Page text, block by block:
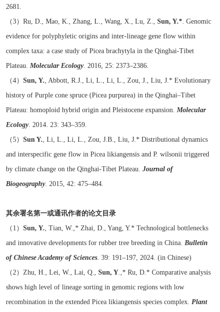
2681.
（3） Ru, D., Mao, K., Zhang, L., Wang, X., Lu, Z., Sun, Y.*. Genomic
evidence for polyphyletic origins and inter-lineage gene flow within
complex taxa: a case study of Picea brachytyla in the Qinghai-Tibet
Plateau. Molecular Ecology. 2016, 25: 2373–2386.
（4） Sun, Y., Abbott, R.J., Li, L., Li, L., Zou, J., Liu, J.* Evolutionary
history of Purple cone spruce (Picea purpurea) in the Qinghai–Tibet
Plateau: homoploid hybrid origin and Pleistocene expansion. Molecular
Ecology. 2014. 23: 343–359.
（5） Sun Y., Li, L., Li, L., Zou, J.B., Liu, J.* Distributional dynamics
and interspecific gene flow in Picea likiangensis and P. wilsonii triggered
by climate change on the Qinghai-Tibet Plateau. Journal of
Biogeography. 2015, 42: 475–484.
其余署名第一或通讯作者的论文目录
（1） Sun, Y., Tian, W.,* Zhai, D., Yang, Y.* Technological bottlenecks
and innovative developments for rubber tree breeding in China. Bulletin
of Chinese Academy of Sciences. 39: 191–197, 2024. (in Chinese)
（2）Zhu, H., Lei, W., Lai, Q., Sun, Y. ,* Ru, D.* Comparative analysis
shows high level of lineage sorting in genomic regions with low
recombination in the extended Picea likiangensis species complex. Plant